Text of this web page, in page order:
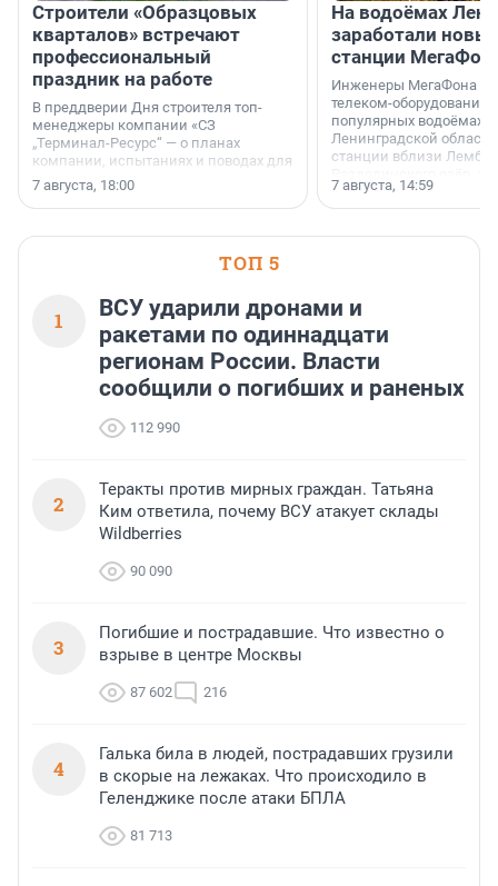
Строители «Образцовых
кварталов» встречают
профессиональный
праздник на работе
В преддверии Дня строителя топ-
менеджеры компании «СЗ
„Терминал-Ресурс“ — о планах
компании, испытаниях и поводах для
осторожного оптимизма.
7 августа, 18:00
На водоёмах
заработали
станции
Инженеры МегаФона
телеком-оборудование
популярных водоёмах
Ленинградской
станции вблизи
недалеко от Большого
водопада.
7 августа, 14:59
ТОП 5
1
ВСУ ударили дронами и
ракетами по одиннадцати
регионам России. Власти
сообщили о погибших и раненых
112 990
2
Теракты против мирных граждан. Татьяна
Ким ответила, почему ВСУ атакует склады
Wildberries
90 090
3
Погибшие и пострадавшие. Что известно о
взрыве в центре Москвы
87 602 216
4
Галька била в людей, пострадавших грузили
в скорые на лежаках. Что происходило в
Геленджике после атаки БПЛА
81 713